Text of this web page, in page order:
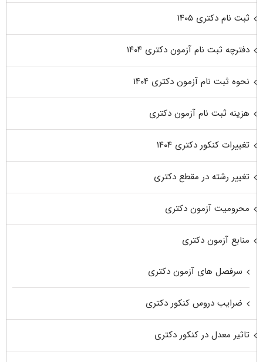
ثبت نام دکتری ۱۴۰۵
دفترچه ثبت نام آزمون دکتری ۱۴۰۴
نحوه ثبت نام آزمون دکتری ۱۴۰۴
هزینه ثبت نام آزمون دکتری
تغییرات کنکور دکتری ۱۴۰۴
تغییر رشته در مقطع دکتری
محرومیت آزمون دکتری
منابع آزمون دکتری
سرفصل های آزمون دکتری
ضرایب دروس کنکور دکتری
تاثیر معدل در کنکور دکتری